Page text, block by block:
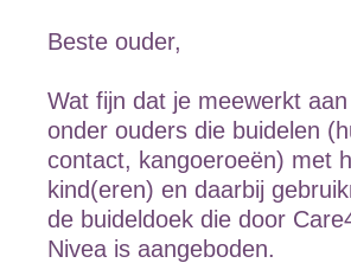
Beste ouder,
Wat fijn dat je meewerkt
onder ouders die buidelen
contact, kangoeroeën) met
kind(eren) en daarbij
de buideldoek die door
Nivea is aangeboden.